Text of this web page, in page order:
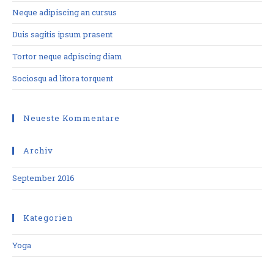
Neque adipiscing an cursus
Duis sagitis ipsum prasent
Tortor neque adpiscing diam
Sociosqu ad litora torquent
Neueste Kommentare
Archiv
September 2016
Kategorien
Yoga